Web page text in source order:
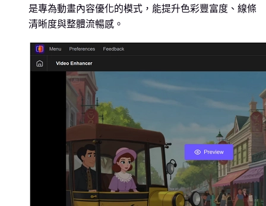
是專為動畫內容優化的模式，能提升色彩豐富度、線條
清晰度與整體流暢感。